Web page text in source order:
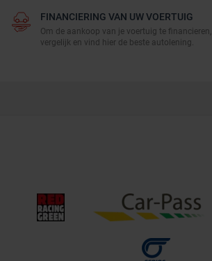
FINANCIERING VAN UW VOERTUIG
Om de aankoop van je voertuig te financieren,
vergelijk en vind hier de beste autolening.